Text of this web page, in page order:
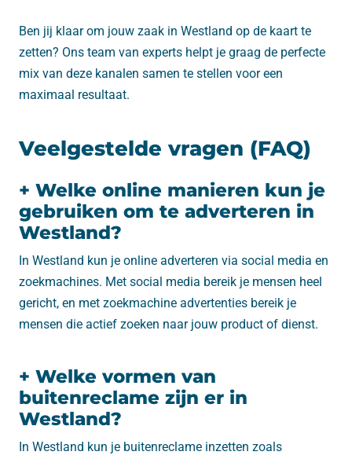
Ben jij klaar om jouw zaak in Westland op de kaart te
zetten? Ons team van experts helpt je graag de perfecte
mix van deze kanalen samen te stellen voor een
maximaal resultaat.
Veelgestelde vragen (FAQ)
+ Welke online manieren kun je
gebruiken om te adverteren in
Westland?
In Westland kun je online adverteren via social media en
zoekmachines. Met social media bereik je mensen heel
gericht, en met zoekmachine advertenties bereik je
mensen die actief zoeken naar jouw product of dienst.
+ Welke vormen van
buitenreclame zijn er in
Westland?
In Westland kun je buitenreclame inzetten zoals